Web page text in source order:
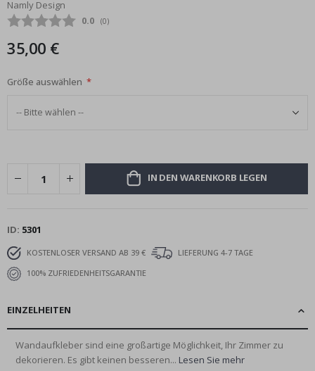
Bildgalerie
springen
Namly Design
Durchschnittliche Bewertung:
0.0 (abgegebene bewertungen:
0)
35,00 €
Größe auswählen
IN DEN WARENKORB LEGEN
ID 5301
KOSTENLOSER VERSAND AB 39 €
LIEFERUNG 4-7 TAGE
100% ZUFRIEDENHEITSGARANTIE
EINZELHEITEN
Wandaufkleber sind eine großartige Möglichkeit, Ihr Zimmer zu
dekorieren. Es gibt keinen besseren... Lesen Sie mehr